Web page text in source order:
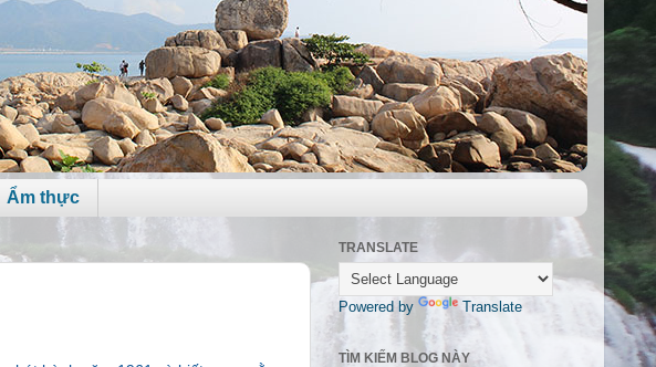
Ẩm thực
TRANSLATE
Powered by Translate
TÌM KIẾM BLOG NÀY